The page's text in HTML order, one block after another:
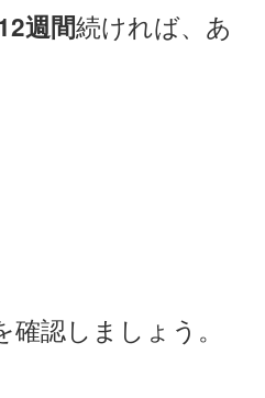
週間続ければ、あ
認しましょう。